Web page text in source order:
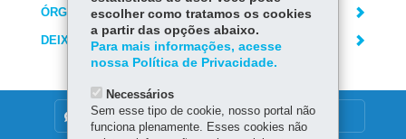
ÓRGÃO RESPONSÁVEL
DEIXE SUA OPINIÃO
DENUNCIE CORRUPÇÃO
escolher como tratamos os cookies
a partir das opções abaixo.
Para mais informações, acesse
nossa Política de Privacidade.
Necessários
Sem esse tipo de cookie, nosso portal não
funciona plenamente. Esses cookies não